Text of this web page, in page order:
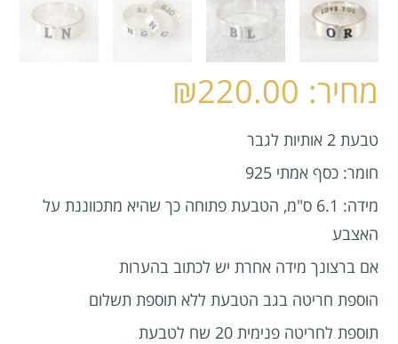
₪220.00
טבעת 2 אותיות לגבר
חומר: כסף אמתי 925
מידה: 6.1 ס"מ, הטבעת פתוחה כך שהיא מתכווננת על
האצבע
אם ברצונך מידה אחרת יש לכתוב בהערות
הוספת חריטה בגב הטבעת ללא תוספת תשלום
תוספת לחריטה פנימית 20 שח לטבעת